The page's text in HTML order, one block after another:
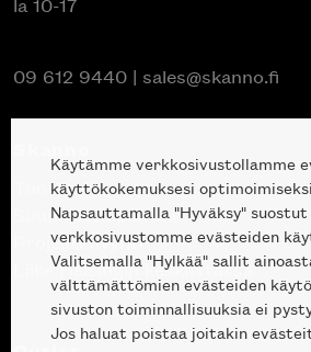
09 612 9440 | sales@skanno.fi
Tuotteet
Suunnittelupalvelu
Projektimyynti
Liike Helsingin keskustassa
Käytämme verkkosivustollamme
käyttökokemuksesi
Napsauttamalla "Hyväksy"
verkkosivustomme evästeiden
Valitsemalla "Hylkää" sallit
välttämättömien evästeiden
sivuston toiminnallisuuksia ei
Jos haluat poistaa joitakin